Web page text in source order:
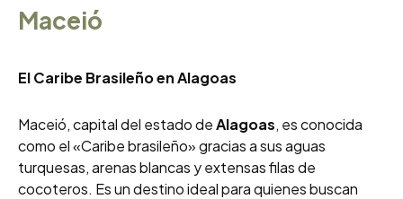
Maceió
El Caribe Brasileño en Alagoas
Maceió, capital del estado deAlagoas, es conocida
como el «Caribe brasileño» gracias a sus aguas
turquesas, arenas blancas y extensas filas de
cocoteros. Es un destino ideal para quienes buscan